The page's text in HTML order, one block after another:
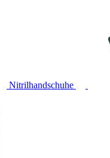
Nitrilhandschuhe